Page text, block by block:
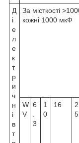
Д
і
е
л
е
к
т
р
и
ч
н
і
в
т
За місткості
кожні 1000 мкФ
W
V
6
3
1
0
16
2
5